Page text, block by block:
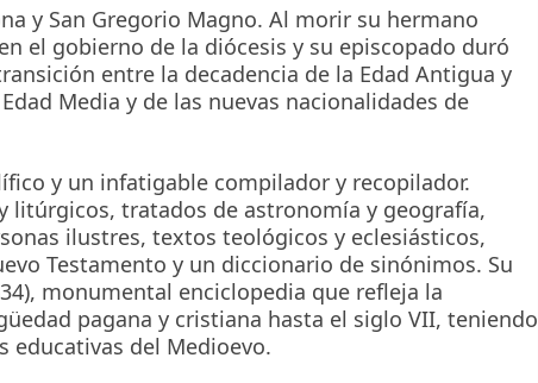
y San Gregorio Magno. Al morir su hermano
el gobierno de la diócesis y su episcopado duró
entre la decadencia de la Edad Antigua y
Media y de las nuevas nacionalidades de
y un infatigable compilador y recopilador.
litúrgicos, tratados de astronomía y geografía,
ilustres, textos teológicos y eclesiásticos,
Testamento y un diccionario de sinónimos. Su
monumental enciclopedia que refleja la
pagana y cristiana hasta el siglo VII, teniendo
educativas del Medioevo.